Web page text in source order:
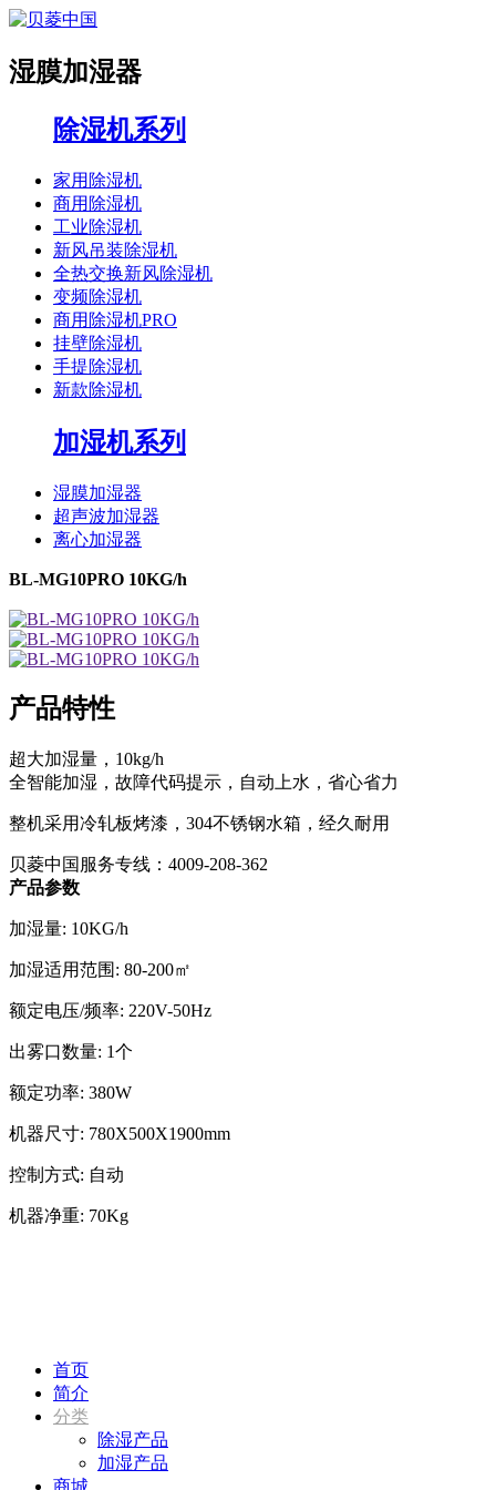
湿膜加湿器
除湿机系列
家用除湿机
商用除湿机
工业除湿机
新风吊装除湿机
全热交换新风除湿机
变频除湿机
商用除湿机PRO
挂壁除湿机
手提除湿机
新款除湿机
加湿机系列
湿膜加湿器
超声波加湿器
离心加湿器
BL-MG10PRO 10KG/h
产品特性
超大加湿量，10kg/h
全智能加湿，故障代码提示，自动上水，省心省力
整机采用冷轧板烤漆，304不锈钢水箱，经久耐用
贝菱中国服务专线：4009-208-362
产品参数
加湿量: 10KG/h
加湿适用范围: 80-200㎡
额定电压/频率: 220V-50Hz
出雾口数量: 1个
额定功率: 380W
机器尺寸: 780X500X1900mm
控制方式: 自动
机器净重: 70Kg
首页
简介
分类
除湿产品
加湿产品